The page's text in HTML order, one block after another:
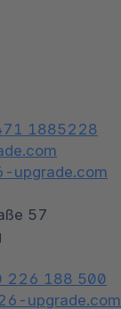
1885228
upgrade.com
57
226 188 500
upgrade.com